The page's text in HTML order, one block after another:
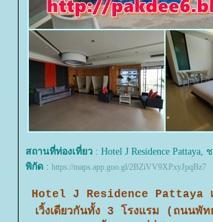
สถานที่ท่องเที่ยว : Hotel J Residence Pattaya,
พิกัด : https://maps.app.goo.gl/2BZiVV9XPxyJpqBz7
Hotel J Residence Pattaya เ
เวิ้งเดียวกันทั้ง 3 โรงแรม (ถน